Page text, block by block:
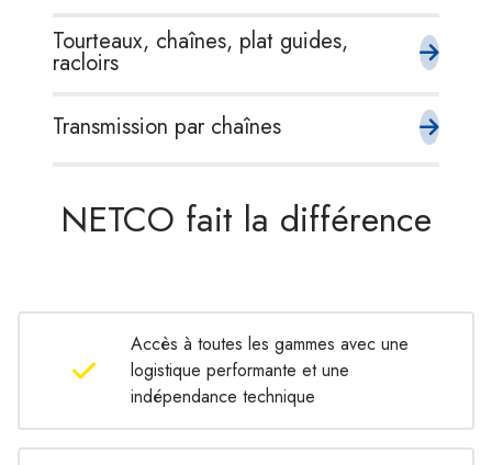
Tourteaux, chaînes, plat guides,
racloirs
Transmission par chaînes
NETCO fait la différence
Accès à toutes les gammes avec une
logistique performante et une
indépendance technique